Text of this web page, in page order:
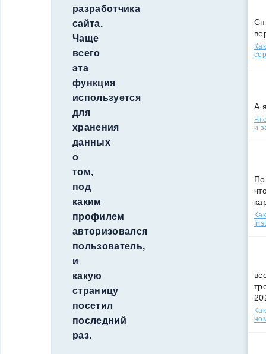
разработчика
сайта.
Чаще
всего
эта
функция
используется
для
хранения
данных
о
том,
под
каким
профилем
авторизовался
пользователь,
и
какую
страницу
посетил
последний
раз.
А
и